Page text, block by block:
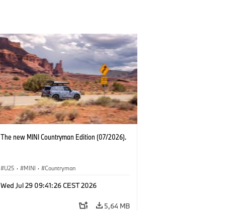
The new MINI Countryman Edition (07/2026).
U25 · MINI · Countryman
Wed Jul 29 09:41:26 CEST 2026
5,64 MB